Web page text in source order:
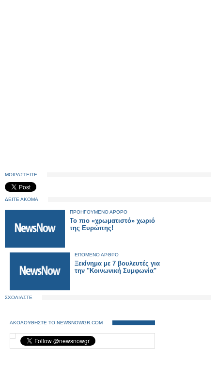
ΜΟΙΡΑΣΤΕΙΤΕ
ΔΕΙΤΕ ΑΚΟΜΑ
ΠΡΟΗΓΟΥΜΕΝΟ ΑΡΘΡΟ
Το πιο «χρωματιστό» χωριό
της Ευρώπης!
ΕΠΟΜΕΝΟ ΑΡΘΡΟ
Ξεκίνημα με 7 βουλευτές για
την "Κοινωνική Συμφωνία"
ΣΧΟΛΙΑΣΤΕ
ΑΚΟΛΟΥΘΗΣΤΕ ΤΟ NEWSNOWGR.COM